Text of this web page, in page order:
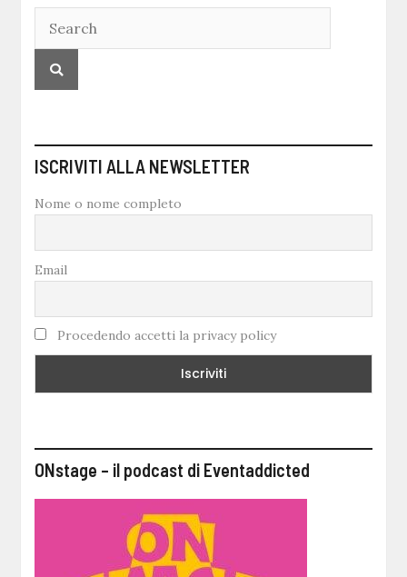
ISCRIVITI ALLA NEWSLETTER
Nome o nome completo
Email
Procedendo accetti la privacy policy
ONstage – il podcast di Eventaddicted